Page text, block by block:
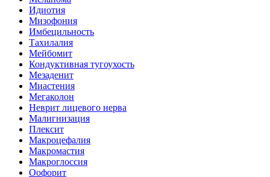
Идиотия
Мизофония
Имбецильность
Тахилалия
Мейбомит
Кондуктивная тугоухость
Мезаденит
Миастения
Мегаколон
Неврит лицевого нерва
Малигнизация
Плексит
Макроцефалия
Макромастия
Макроглоссия
Оофорит